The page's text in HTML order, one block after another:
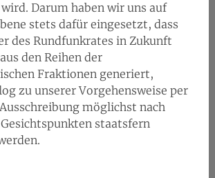
Darum haben wir uns auf
stets dafür eingesetzt, dass
des Rundfunkrates in Zukunft
den Reihen der
Fraktionen generiert,
zu unserer Vorgehensweise per
möglichst nach
staatsfern